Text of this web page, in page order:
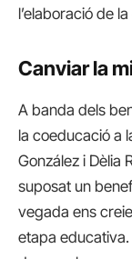
l’elaboració de
Canviar la
A banda dels
la coeducació a
González i Dèlia
suposat un
vegada ens
etapa